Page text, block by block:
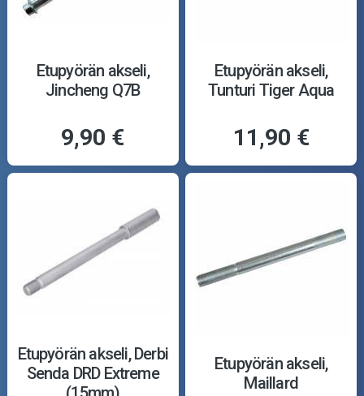
Etupyörän akseli,
Jincheng Q7B
9,90 €
Etupyörän akseli,
Tunturi Tiger Aqua
11,90 €
Etupyörän akseli, Derbi
Senda DRD Extreme
Etupyörän akseli,
Maillard